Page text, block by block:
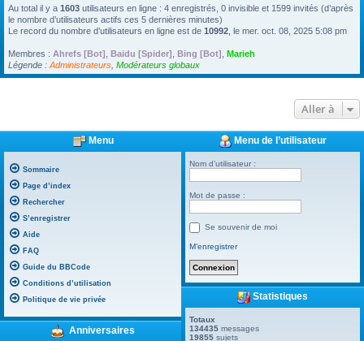
Au total il y a 1603 utilisateurs en ligne : 4 enregistrés, 0 invisible et 1599 invités (d’après
le nombre d’utilisateurs actifs ces 5 dernières minutes)
Le record du nombre d’utilisateurs en ligne est de 10992 , le mer. oct. 08, 2025 5:08 pm
Membres : Ahrefs [Bot] Baidu [Spider] Bing [Bot] Marieh
Légende : Administrateurs Modérateurs globaux
Aller à
Menu
Sommaire
Page d’index
Rechercher
S’enregistrer
Aide
FAQ
Guide du BBCode
Conditions d’utilisation
Politique de vie privée
Anniversaires
Menu de l’utilisateur
Nom d’utilisateur :
Mot de passe :
Se souvenir de moi
M’enregistrer
Statistiques
Totaux
134435 messages
19855 sujets